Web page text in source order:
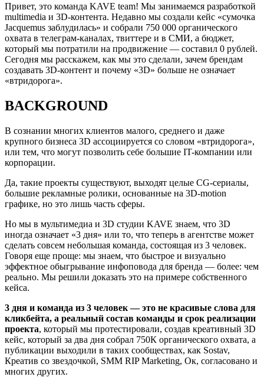
Привет, это команда KAVE team! Мы занимаемся разработкой
multimedia и 3D-контента. Недавно мы создали кейс «сумочка
Jacquemus заблудилась» и собрали 750 000 органического
охвата в телеграм-каналах, твиттере и в СМИ, а бюджет,
который мы потратили на продвижение — составил 0 рублей.
Сегодня мы расскажем, как мы это сделали, зачем брендам
создавать 3D-контент и почему «3D» больше не означает
«втридорога».
BACKGROUND
В сознании многих клиентов малого, среднего и даже
крупного бизнеса 3D ассоциируется со словом «втридорога»,
или тем, что могут позволить себе большие IT-компании или
корпорации.
Да, такие проекты существуют, выходят целые CG-сериалы,
большие рекламные ролики, основанные на 3D-motion
графике, но это лишь часть сферы.
Но мы в мультимедиа и 3D студии KAVE знаем, что 3D
иногда означает «3 дня» или то, что теперь в агентстве может
сделать совсем небольшая команда, состоящая из 3 человек.
Говоря еще проще: мы знаем, что быстрое и визуально
эффектное обыгрывание инфоповода для бренда — более: чем
реально. Мы решили доказать это на примере собственного
кейса.
3 дня и команда из 3 человек — это не красивые слова для
кликбейта, а реальный состав команды и срок реализации
проекта, который мы протестировали, создав креативный 3D
кейс, который за два дня собрал 750К органического охвата, а
публикации выходили в таких сообществах, как Sostav,
Креатив со звездочкой, SMM RIP Marketing, Ок, согласовано и
многих других.